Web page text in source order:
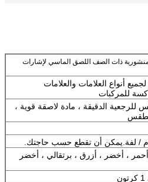
ذات الصف اللصق الماسي لإشارات
أنواع العلامات والعلامات
للمركبات
للرجعية الدقيقة ، مادة لاصقة قوية ،
، أخضر ، أزرق ، برتقالي ، أخضر